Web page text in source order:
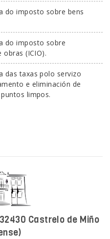
do imposto sobre bens
do imposto sobre
(ICIO).
das taxas polo servizo
e eliminación de
limpos.
Castrelo de Miño